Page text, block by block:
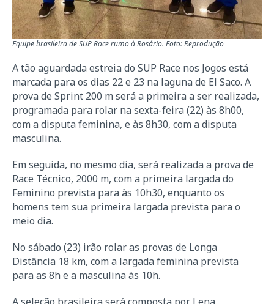
Equipe brasileira de SUP Race rumo à Rosário. Foto: Reprodução
A tão aguardada estreia do SUP Race nos Jogos está
marcada para os dias 22 e 23 na laguna de El Saco. A
prova de Sprint 200 m será a primeira a ser realizada,
programada para rolar na sexta-feira (22) às 8h00,
com a disputa feminina, e às 8h30, com a disputa
masculina.
Em seguida, no mesmo dia, será realizada a prova de
Race Técnico, 2000 m, com a primeira largada do
Feminino prevista para às 10h30, enquanto os
homens tem sua primeira largada prevista para o
meio dia.
No sábado (23) irão rolar as provas de Longa
Distância 18 km, com a largada feminina prevista
para as 8h e a masculina às 10h.